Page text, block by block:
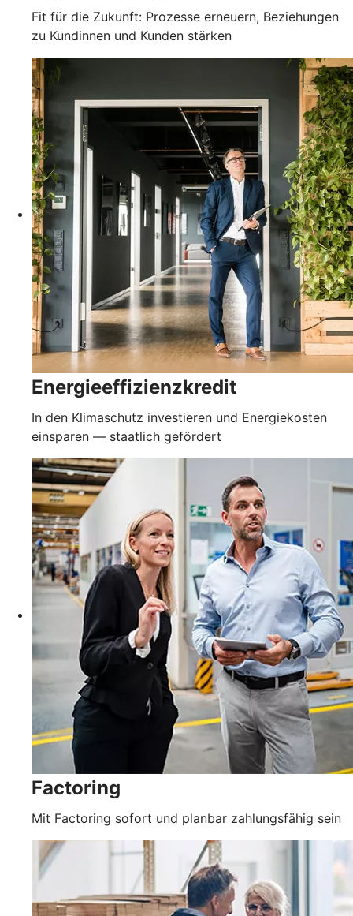
Fit für die Zukunft: Prozesse erneuern, Beziehungen
zu Kundinnen und Kunden stärken
Energieeffizienzkredit
In den Klimaschutz investieren und Energiekosten
einsparen — staatlich gefördert
Factoring
Mit Factoring sofort und planbar zahlungsfähig sein